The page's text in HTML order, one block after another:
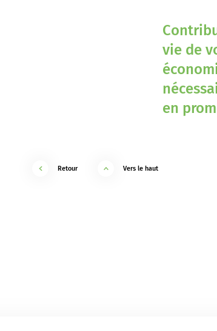
vie de
en
Retour Vers le haut